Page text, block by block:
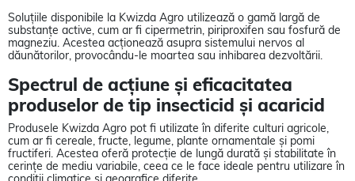
Soluțiile disponibile la Kwizda Agro utilizează o gamă largă de
substanțe active, cum ar fi cipermetrin, piriproxifen sau fosfură de
magneziu. Acestea acționează asupra sistemului nervos al
dăunătorilor, provocându-le moartea sau inhibarea dezvoltării.
Spectrul de acțiune și eficacitatea
produselor de tip insecticid și acaricid
Produsele Kwizda Agro pot fi utilizate în diferite culturi agricole,
cum ar fi cereale, fructe, legume, plante ornamentale și pomi
fructiferi. Acestea oferă protecție de lungă durată și stabilitate în
cerințe de mediu variabile, ceea ce le face ideale pentru utilizare în